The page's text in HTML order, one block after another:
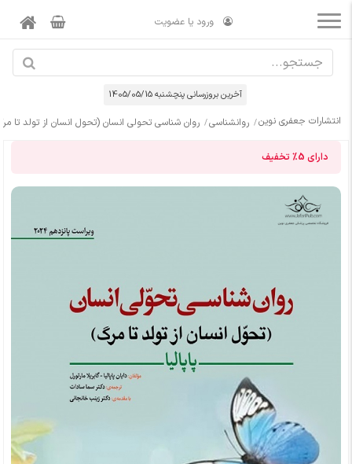
ورود یا عضویت
آخرین بروزرسانی پنچشنبه 1405/05/15
انتشارات جعفری نوین روانشناسی روان شناسی تحولی انسان (تحول انسان از تولد تا
دارای 5% تخفیف